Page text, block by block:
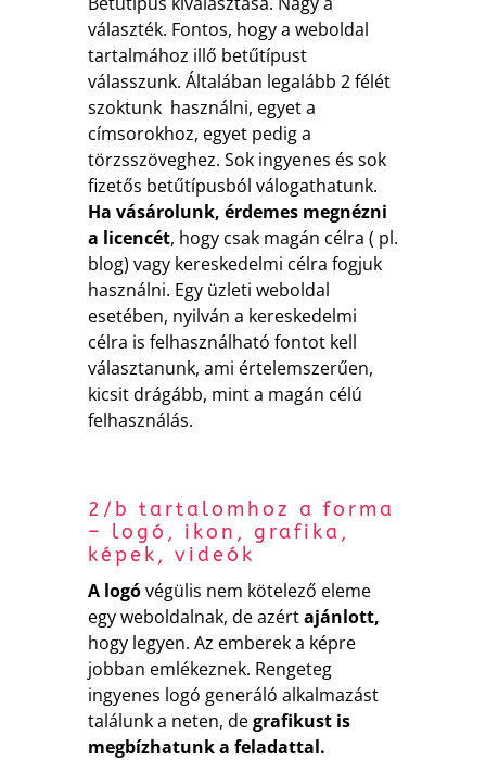
választék. Fontos, hogy a weboldal
tartalmához illő betűtípust
válasszunk. Általában legalább 2 félét
szoktunk használni, egyet a
címsorokhoz, egyet pedig a
törzsszöveghez. Sok ingyenes és sok
fizetős betűtípusból válogathatunk.
Ha vásárolunk, érdemes megnézni
a licencét, hogy csak magán célra ( pl.
blog) vagy kereskedelmi célra fogjuk
használni. Egy üzleti weboldal
esetében, nyilván a kereskedelmi
célra is felhasználható fontot kell
választanunk, ami értelemszerűen,
kicsit drágább, mint a magán célú
felhasználás.
2/b tartalomhoz a forma
– logó, ikon, grafika,
képek, videók
A logóvégülis nem kötelező eleme
egy weboldalnak, de azértajánlott,
hogy legyen. Az emberek a képre
jobban emlékeznek. Rengeteg
ingyenes logó generáló alkalmazást
találunk a neten, degrafikust is
megbízhatunk a feladattal.